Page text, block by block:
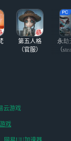
第五人格
（官服）
永劫
（
云游戏
戏